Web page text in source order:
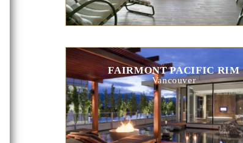
FAIRMONT PACIFIC RIM
Vancouver